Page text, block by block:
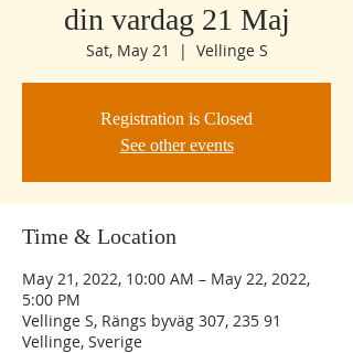
din vardag 21 Maj
Sat, May 21
  |
Vellinge S
Registration is Closed
See other events
Time & Location
May 21, 2022, 10:00 AM – May 22, 2022,
5:00 PM
Vellinge S, Rängs byväg 307, 235 91
Vellinge, Sverige